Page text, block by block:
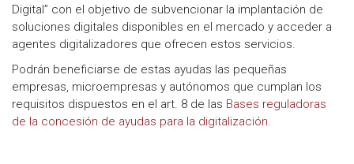
Digital” con el objetivo de subvencionar la implantación de
soluciones digitales disponibles en el mercado y acceder a
agentes digitalizadores que ofrecen estos servicios.
Podrán beneficiarse de estas ayudas las pequeñas
empresas, microempresas y autónomos que cumplan los
requisitos dispuestos en el art. 8 de las Bases reguladoras
de la concesión de ayudas para la digitalización.